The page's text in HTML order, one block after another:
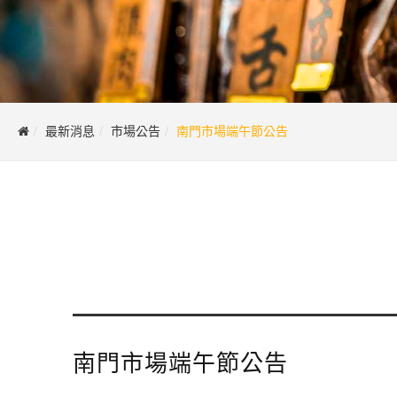
最新消息 市場公告 南門市場端午節公告
南門市場端午節公告